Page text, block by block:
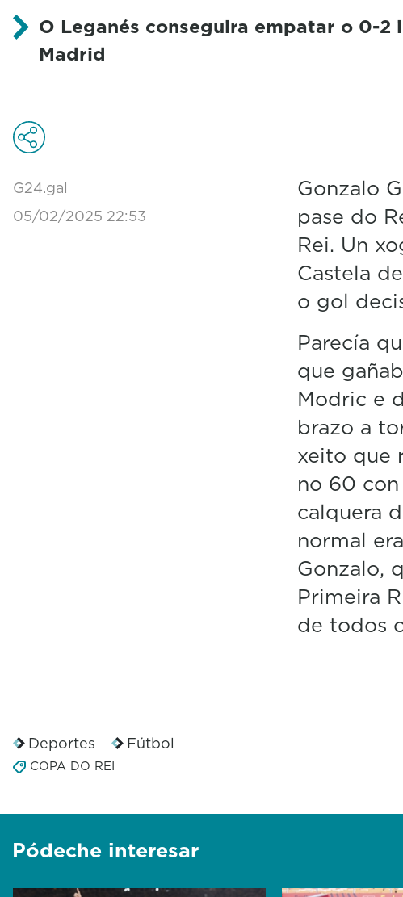
O Leganés conseguira empatar o 0-2
Madrid
G24.gal
05/02/2025 22:53
Gonzalo
pase do
Rei. Un
Castela
o gol
Parecía
que
Modric e
brazo a
xeito que
no 60
calquera
normal
Gonzalo,
Primeira
de todos
Deportes Fútbol
COPA DO REI
Pódeche interesar